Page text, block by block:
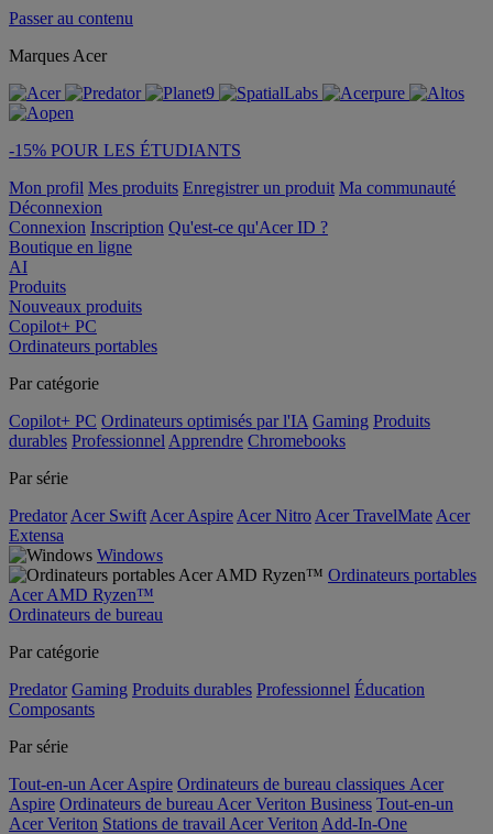
Passer au contenu
Marques Acer
-15% POUR LES ÉTUDIANTS
Mon profil Mes produits Enregistrer un produit Ma communauté
Déconnexion
Connexion Inscription Qu'est-ce qu'Acer ID ?
Boutique en ligne
AI
Produits
Nouveaux produits
Copilot+ PC
Ordinateurs portables
Par catégorie
Copilot+ PC Ordinateurs optimisés par l'IA Gaming Produits
durables Professionnel Apprendre Chromebooks
Par série
Predator Acer Swift Acer Aspire Acer Nitro Acer TravelMate Acer
Extensa
Windows
Ordinateurs portables
Acer AMD Ryzen™
Ordinateurs de bureau
Par catégorie
Predator Gaming Produits durables Professionnel Éducation
Composants
Par série
Tout-en-un Acer Aspire Ordinateurs de bureau classiques Acer
Aspire Ordinateurs de bureau Acer Veriton Business Tout-en-un
Acer Veriton Stations de travail Acer Veriton Add-In-One